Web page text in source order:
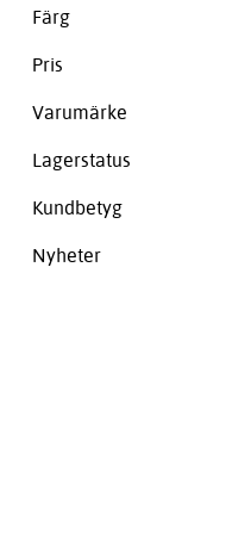
Färg
Pris
Varumärke
Lagerstatus
Kundbetyg
Nyheter